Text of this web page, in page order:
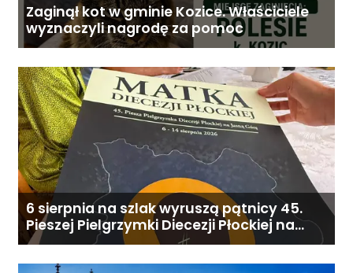
Zaginął kot w gminie Kozice. Właściciele
wyznaczyli nagrodę za pomoc
6 sierpnia na szlak wyruszą pątnicy 45.
Pieszej Pielgrzymki Diecezji Płockiej na
Jasną Górę